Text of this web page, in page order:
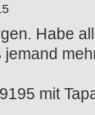
Habe
jemand
mit